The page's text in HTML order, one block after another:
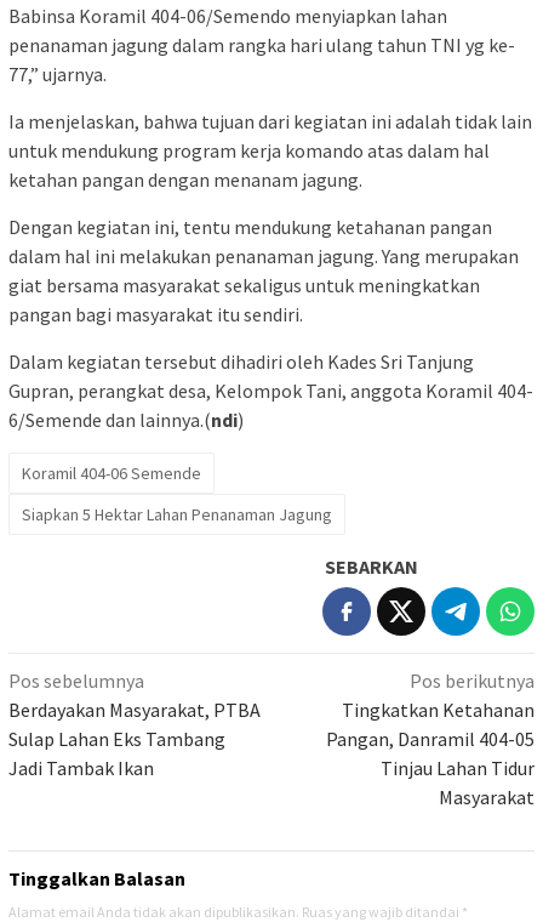
Babinsa Koramil 404-06/Semendo menyiapkan lahan
penanaman jagung dalam rangka hari ulang tahun TNI yg ke-
77,” ujarnya.
Ia menjelaskan, bahwa tujuan dari kegiatan ini adalah tidak lain
untuk mendukung program kerja komando atas dalam hal
ketahan pangan dengan menanam jagung.
Dengan kegiatan ini, tentu mendukung ketahanan pangan
dalam hal ini melakukan penanaman jagung. Yang merupakan
giat bersama masyarakat sekaligus untuk meningkatkan
pangan bagi masyarakat itu sendiri.
Dalam kegiatan tersebut dihadiri oleh Kades Sri Tanjung
Gupran, perangkat desa, Kelompok Tani, anggota Koramil 404-
6/Semende dan lainnya.(ndi)
Koramil 404-06 Semende
Siapkan 5 Hektar Lahan Penanaman Jagung
SEBARKAN
Navigasi
pos
Pos sebelumnya
Berdayakan Masyarakat, PTBA
Sulap Lahan Eks Tambang
Jadi Tambak Ikan
Pos berikutnya
Tingkatkan Ketahanan
Pangan, Danramil 404-05
Tinjau Lahan Tidur
Masyarakat
Tinggalkan Balasan
Alamat email Anda tidak akan dipublikasikan. Ruas yang wajib ditandai *